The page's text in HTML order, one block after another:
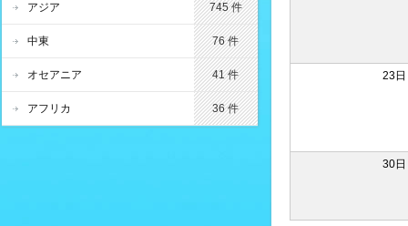
23日
30日
アジア 745 件
中東 76 件
オセアニア 41 件
アフリカ 36 件